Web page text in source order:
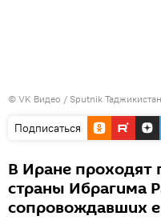
© VK Видео / Sputnik Таджикистан
Подписаться
В Иране проходят
страны Ибрагима
сопровождавших